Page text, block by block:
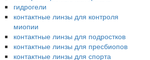
гидрогели
контактные линзы для контроля
миопии
контактные линзы для подростков
контактные линзы для пресбиопов
контактные линзы для спорта